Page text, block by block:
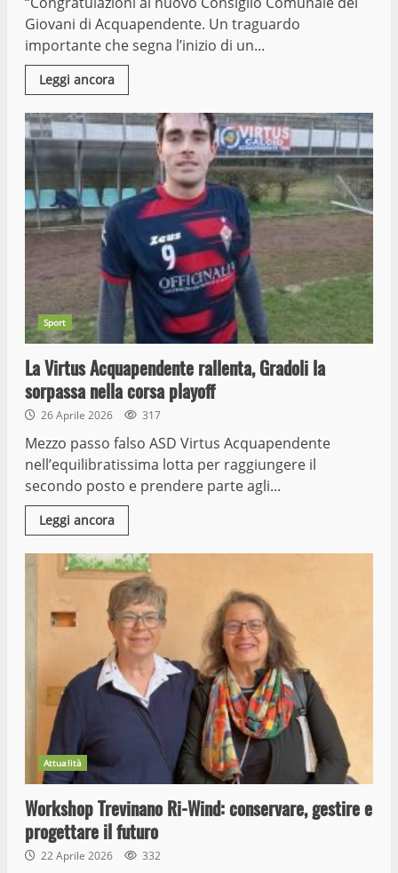
Giovani di Acquapendente. Un traguardo
importante che segna l’inizio di un...
Leggi ancora
Sport
La Virtus Acquapendente rallenta, Gradoli la
sorpassa nella corsa playoff
26 Aprile 2026 317
Mezzo passo falso ASD Virtus Acquapendente
nell’equilibratissima lotta per raggiungere il
secondo posto e prendere parte agli...
Leggi ancora
Attualità
Workshop Trevinano Ri-Wind: conservare, gestire e
progettare il futuro
22 Aprile 2026 332